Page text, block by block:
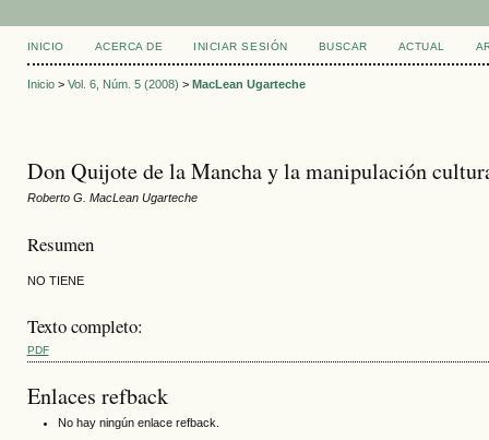
INICIO ACERCA DE INICIAR SESIÓN BUSCAR ACTUAL
Inicio> Vol. 6, Núm. 5 (2008) > MacLean Ugarteche
Don Quijote de la Mancha y la manipulación
Roberto G. MacLean Ugarteche
Resumen
NO TIENE
Texto completo:
PDF
Enlaces refback
No hay ningún enlace refback.